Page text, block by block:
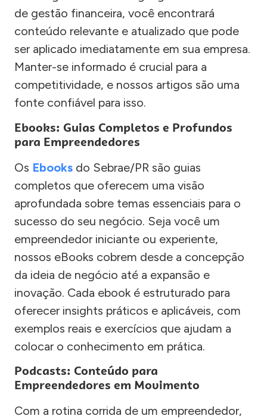
de gestão financeira, você encontrará
conteúdo relevante e atualizado que pode
ser aplicado imediatamente em sua empresa.
Manter-se informado é crucial para a
competitividade, e nossos artigos são uma
fonte confiável para isso.
Ebooks: Guias Completos e Profundos
para Empreendedores
Os Ebooks do Sebrae/PR são guias
completos que oferecem uma visão
aprofundada sobre temas essenciais para o
sucesso do seu negócio. Seja você um
empreendedor iniciante ou experiente,
nossos eBooks cobrem desde a concepção
da ideia de negócio até a expansão e
inovação. Cada ebook é estruturado para
oferecer insights práticos e aplicáveis, com
exemplos reais e exercícios que ajudam a
colocar o conhecimento em prática.
Podcasts: Conteúdo para
Empreendedores em Movimento
Com a rotina corrida de um empreendedor,